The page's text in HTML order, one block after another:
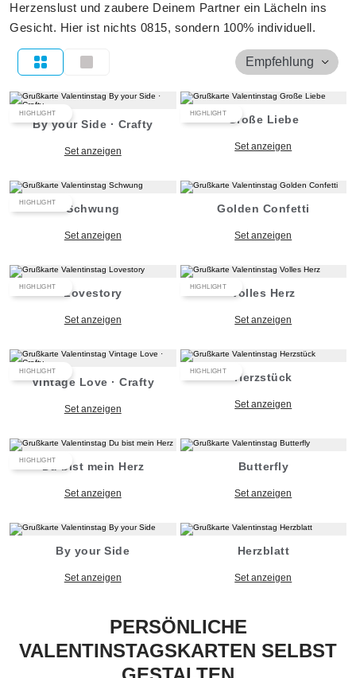
Herzenslust und zaubere Deinem Partner ein Lächeln ins
Gesicht. Hier ist nichts 0815, sondern 100% individuell.
Empfehlung
HIGHLIGHT
By your Side · Crafty
Set anzeigen
HIGHLIGHT Große Liebe
Set anzeigen
HIGHLIGHT Schwung
Set anzeigen
Golden Confetti
Set anzeigen
HIGHLIGHT Lovestory
Set anzeigen
HIGHLIGHT Volles Herz
Set anzeigen
HIGHLIGHT
Vintage Love · Crafty
Set anzeigen
HIGHLIGHT Herzstück
Set anzeigen
HIGHLIGHTDu bist mein Herz
Set anzeigen
Butterfly
Set anzeigen
By your Side
Set anzeigen
Herzblatt
Set anzeigen
PERSÖNLICHE
VALENTINSTAGSKARTEN SELBST